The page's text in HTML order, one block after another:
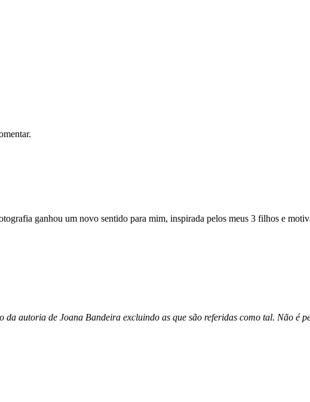
ganhou um novo sentido para mim, inspirada pelos meus 3 filhos e
da autoria de Joana Bandeira excluindo as que são referidas como tal. Não é